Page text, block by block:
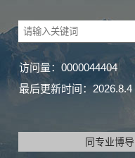
访问量： 0000044404
最后更新时间： 2026.8.4
同专业博导